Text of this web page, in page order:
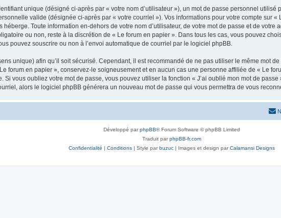
unique (désigné ci-après par « votre nom d’utilisateur »), un mot de passe personnel
valide (désignée ci-après par « votre courriel »). Vos informations pour votre compte sur
Toute information en-dehors de votre nom d’utilisateur, de votre mot de passe et de
ou non, reste à la discrétion de « Le forum en papier ». Dans tous les cas, vous pouvez
pouvez souscrire ou non à l’envoi automatique de courriel par le logiciel phpBB.
unique) afin qu’il soit sécurisé. Cependant, il est recommandé de ne pas utiliser le même mot
forum en papier », conservez-le soigneusement et en aucun cas une personne affiliée de « Le
Si vous oubliez votre mot de passe, vous pouvez utiliser la fonction « J’ai oublié mon mot de
alors le logiciel phpBB générera un nouveau mot de passe qui vous permettra de vous
Développé parphpBB® Forum Software © phpBB Limited
Traduit parphpBB-fr.com
Confidentialité | Conditions| Style parbuzuc| Images et design parCalamansi Designs